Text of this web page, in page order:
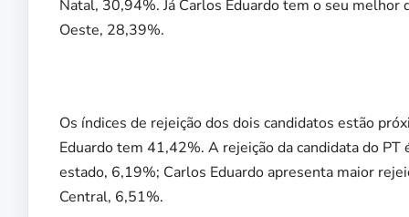
Natal, 30,94%. Já Carlos Eduardo tem o seu
Oeste, 28,39%.
Os índices de rejeição dos dois candidatos estão
Eduardo tem 41,42%. A rejeição da candidata do
estado, 6,19%; Carlos Eduardo apresenta maior
Central, 6,51%.